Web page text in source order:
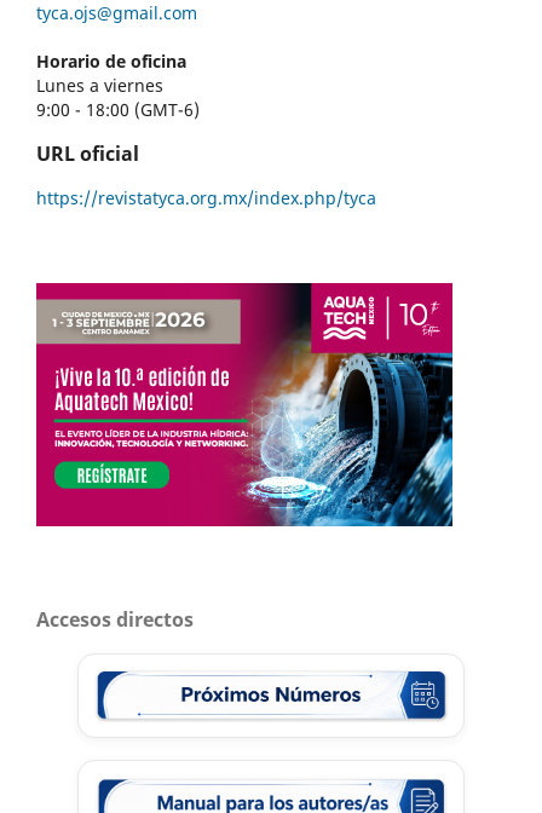
tyca.ojs@gmail.com
Horario de oficina
Lunes a viernes
9:00 - 18:00 (GMT-6)
URL oficial
https://revistatyca.org.mx/index.php/tyca
Accesos directos